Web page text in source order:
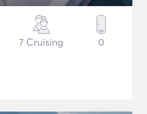
7 Cruising 0